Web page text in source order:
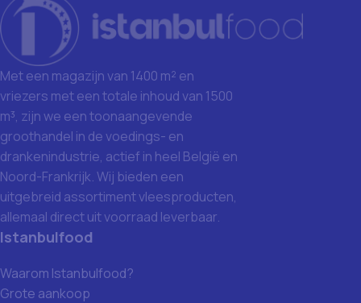
Met een magazijn van 1400 m² en
vriezers met een totale inhoud van 1500
m³, zijn we een toonaangevende
groothandel in de voedings- en
drankenindustrie, actief in heel België en
Noord-Frankrijk. Wij bieden een
uitgebreid assortiment vleesproducten,
allemaal direct uit voorraad leverbaar.
Istanbulfood
Waarom Istanbulfood?
Grote aankoop